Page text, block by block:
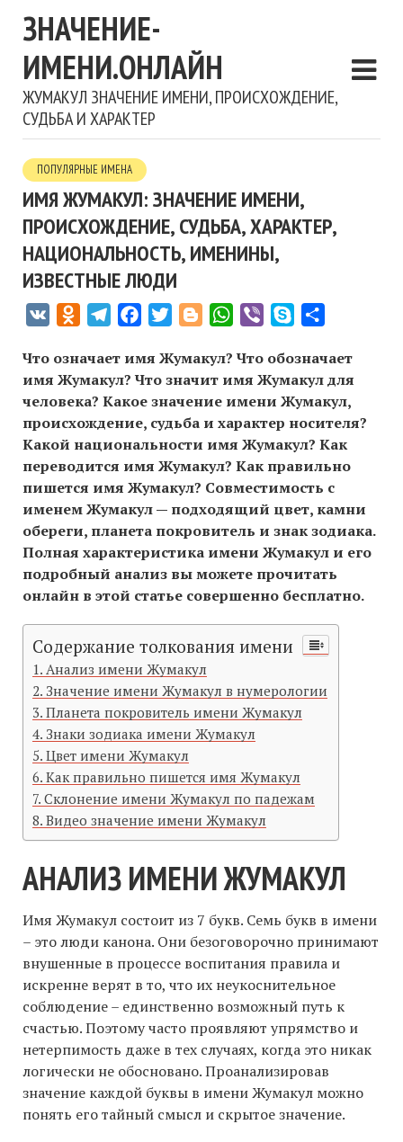
ЗНАЧЕНИЕ-
ИМЕНИ.ОНЛАЙН
ЖУМАКУЛ ЗНАЧЕНИЕ ИМЕНИ, ПРОИСХОЖДЕНИЕ,
СУДЬБА И ХАРАКТЕР
ПОПУЛЯРНЫЕ ИМЕНА
ИМЯ ЖУМАКУЛ: ЗНАЧЕНИЕ ИМЕНИ,
ПРОИСХОЖДЕНИЕ, СУДЬБА, ХАРАКТЕР,
НАЦИОНАЛЬНОСТЬ, ИМЕНИНЫ,
ИЗВЕСТНЫЕ ЛЮДИ
VK Odnoklassniki
TelegramFacebookTwitterBloggerWhatsApp
Viber Skype
Что означает имя Жумакул? Что обозначает
имя Жумакул? Что значит имя Жумакул для
человека? Какое значение имени Жумакул,
происхождение, судьба и характер носителя?
Какой национальности имя Жумакул? Как
переводится имя Жумакул? Как правильно
пишется имя Жумакул? Совместимость c
именем Жумакул — подходящий цвет, камни
обереги, планета покровитель и знак зодиака.
Полная характеристика имени Жумакул и его
подробный анализ вы можете прочитать
онлайн в этой статье совершенно бесплатно.
Содержание толкования имени
Анализ имени Жумакул
Значение имени Жумакул в нумерологии
Планета покровитель имени Жумакул
Знаки зодиака имени Жумакул
Цвет имени Жумакул
Как правильно пишется имя Жумакул
Склонение имени Жумакул по падежам
Видео значение имени Жумакул
АНАЛИЗ ИМЕНИ ЖУМАКУЛ
Имя Жумакул состоит из 7 букв. Семь букв в имени
– это люди канона. Они безоговорочно принимают
внушенные в процессе воспитания правила и
искренне верят в то, что их неукоснительное
соблюдение – единственно возможный путь к
счастью. Поэтому часто проявляют упрямство и
нетерпимость даже в тех случаях, когда это никак
логически не обосновано. Проанализировав
значение каждой буквы в имени Жумакул можно
понять его тайный смысл и скрытое значение.